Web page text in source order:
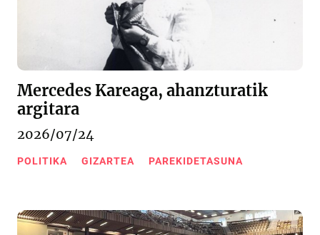
Mercedes Kareaga, ahanzturatik
argitara
2026/07/24
POLITIKA GIZARTEA PAREKIDETASUNA